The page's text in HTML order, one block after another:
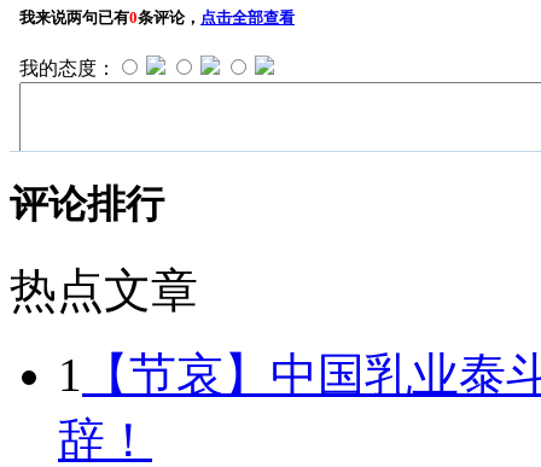
评论排行
热点文章
1 【节哀】中国乳业
辞！